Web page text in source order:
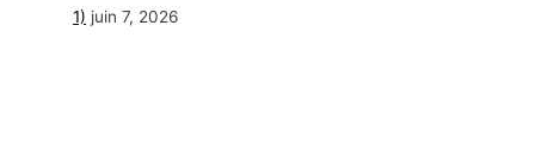
1) juin 7, 2026